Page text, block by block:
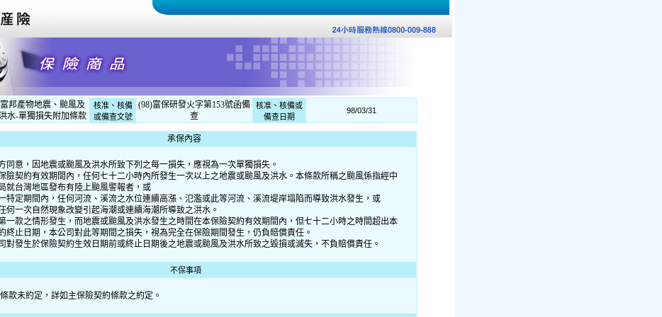
富邦產物地震、颱風及
水-單獨損失附加條款
核准、核備
或備查文號
(98)富保研發火字第153號函備
查
核准、核備或
備查日期
98/03/31
承保內容
同意，因地震或颱風及洪水所致下列之每一損失，應視為一次單獨損失。
險契約有效期間內，任何七十二小時內所發生一次以上之地震或颱風及洪水。本條款所稱之颱風係指經中
就台灣地區發布有陸上颱風警報者，或
特定期間內，任何河流、溪流之水位連續高漲、氾濫或此等河流、溪流堤岸塌陷而導致洪水發生，或
何一次自然現象改變引起海潮或連續海潮所導致之洪水。
一款之情形發生，而地震或颱風及洪水發生之時間在本保險契約有效期間內，但七十二小時之時間超出本
終止日期，本公司對此等期間之損失，視為完全在保險期間發生，仍負賠償責任。
對發生於保險契約生效日期前或終止日期後之地震或颱風及洪水所致之毀損或滅失，不負賠償責任。
不保事項
款未約定，詳如主保險契約條款之約定。